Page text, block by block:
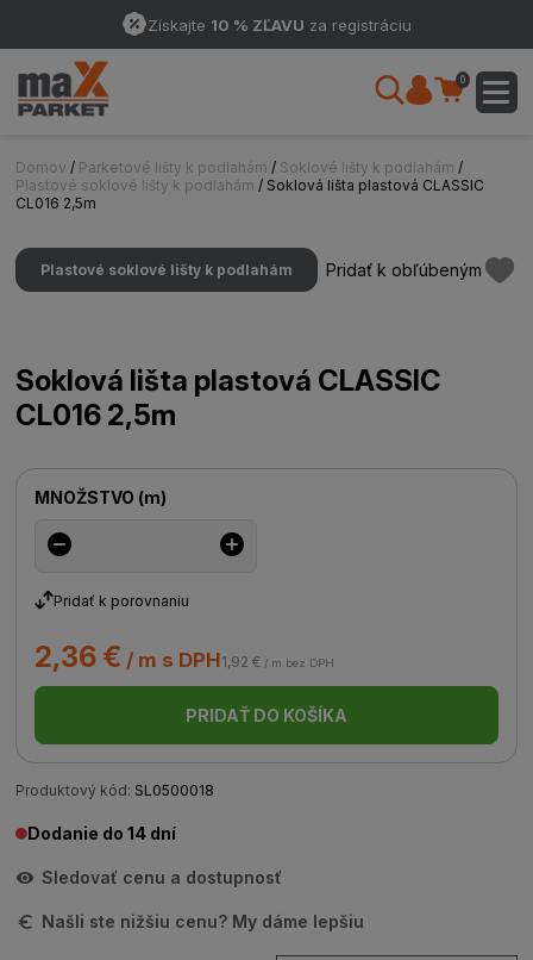
Získajte 10 % ZĽAVU za registráciu
0
Domov / Parketové lišty k podlahám / Soklové lišty k podlahám /
Plastové soklové lišty k podlahám / Soklová lišta plastová CLASSIC
CL016 2,5m
Plastové soklové lišty k podlahám Pridať k obľúbeným
Soklová lišta plastová CLASSIC
CL016 2,5m
MNOŽSTVO (m)
Pridať k porovnaniu
2,36 € / m s DPH1,92 € / m bez DPH
PRIDAŤ DO KOŠÍKA
Produktový kód: SL0500018
Dodanie do 14 dní
Sledovať cenu a dostupnosť
Našli ste nižšiu cenu? My dáme lepšiu